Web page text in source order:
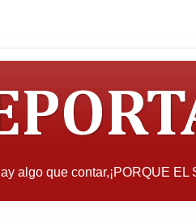
algo que contar,¡PORQUE